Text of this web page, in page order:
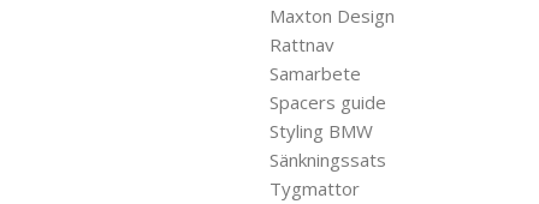
Maxton Design
Rattnav
Samarbete
Spacers guide
Styling BMW
Sänkningssats
Tygmattor